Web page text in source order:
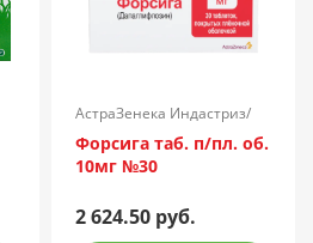
АстраЗенека Индастриз/
Россия
Форсига таб. п/пл. об.
10мг №30
2 624.50 руб.